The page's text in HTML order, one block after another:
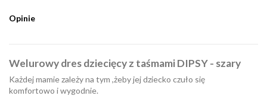
Opinie
Welurowy dres dziecięcy z taśmami DIPSY - szary
Każdej mamie zależy na tym ,żeby jej dziecko czuło się
komfortowo i wygodnie.